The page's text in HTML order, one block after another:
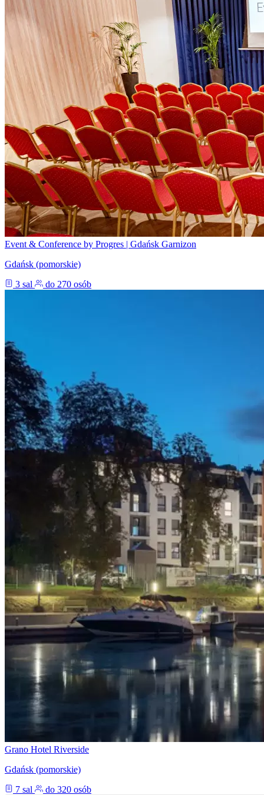
Event & Conference by Progres | Gdańsk Garnizon
Gdańsk (pomorskie)
3 sal
do 270 osób
Grano Hotel Riverside
Gdańsk (pomorskie)
7 sal
do 320 osób